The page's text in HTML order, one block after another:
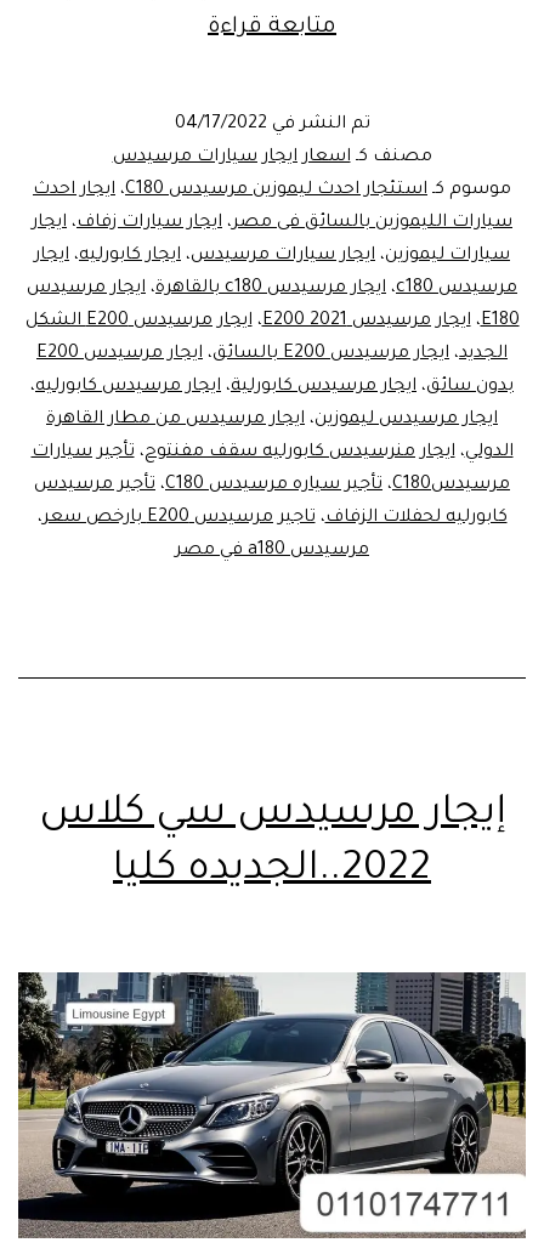
متابعة قراءة
ليموزين
..لخدمات
الزفاف
تم النشر في 04/17/2022
مصنف كـاسعار ايجار سيارات مرسيدس
موسوم كـ استئجار احدث ليموزين مرسيدس C180 ، ايجار احدث
سيارات الليموزين بالسائق فى مصر، ايجار سيارات زفاف، ايجار
سيارات ليموزين، ايجار سيارات مرسيدس، ايجار كابورليه، ايجار
مرسيدس c180
، ايجار مرسيدس c180 بالقاهرة ، ايجار مرسيدس
E180،ايجار مرسيدس E200 2021 ،
ايجار مرسيدس E200 الشكل
الجديد، ايجار مرسيدس E200 بالسائق ،
ايجار مرسيدس E200
بدون سائق، ايجار مرسيدس كابورلية، ايجار مرسيدس كابورليه،
ايجار مرسيدس ليموزين، ايجار مرسيدس من مطار القاهرة
الدولي،ايجار منرسيدس كابورليه سقف مفنتوح،تأجير سيارات
مرسيدسC180
، تأجير سياره مرسيدس C180 ، تأجير مرسيدس
كابورليه لحفلات الزفاف،تاجير مرسيدس E200 بارخص سعر
،
مرسيدس a180 في مصر
إيجار مرسيدس سي كلاس
2022..الجديده كليا